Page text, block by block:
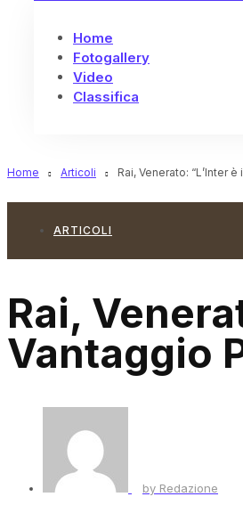
Home
Fotogallery
Video
Classifica
Home Articoli Rai, Venerato: “L’Inter
ARTICOLI
Rai,
Vantaggio
by Redazione